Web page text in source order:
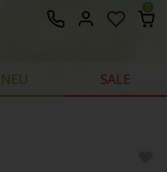
0
NEU SALE